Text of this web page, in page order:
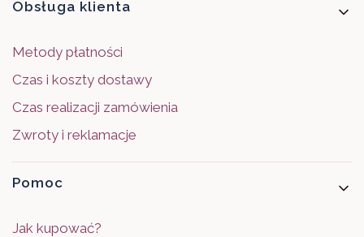
Obsługa klienta
Metody płatności
Czas i koszty dostawy
Czas realizacji zamówienia
Zwroty i reklamacje
Pomoc
Jak kupować?